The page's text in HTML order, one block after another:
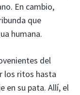
En cambio,
que
humana.
del
los ritos hasta
en su pata. Allí, el